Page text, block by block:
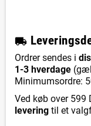
local_shipping L
Ordrer sendes i
1-3 hverdage
Minimumsordre:
Ved køb over 599
levering til et